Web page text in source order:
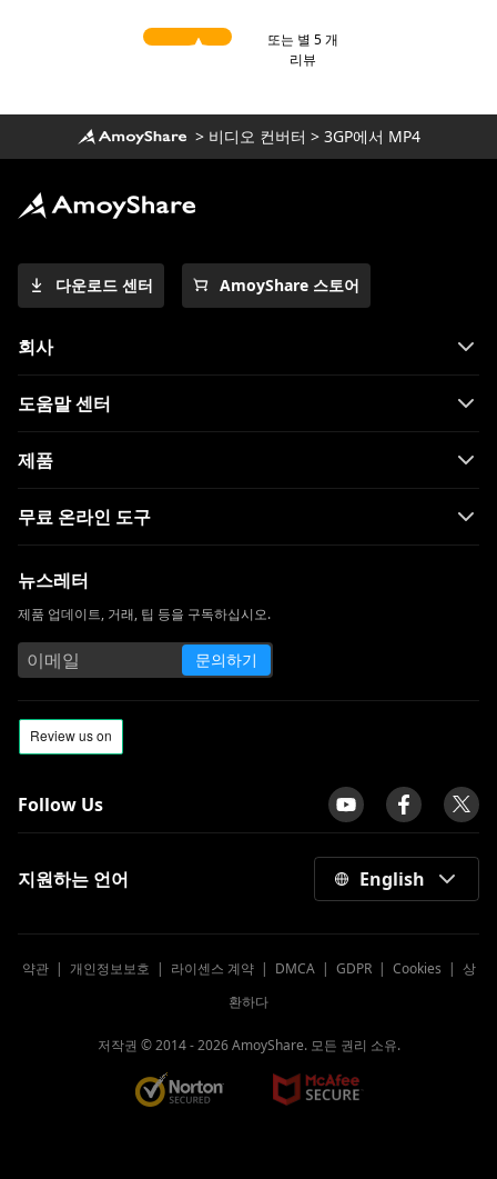
또는 별 5 개
리뷰
> 비디오 컨버터 > 3GP에서 MP4
다운로드 센터 AmoyShare 스토어
회사
도움말 센터
제품
무료 온라인 도구
뉴스레터
제품 업데이트, 거래, 팁 등을 구독하십시오.
문의하기
Follow Us
지원하는 언어 English
약관| 개인정보보호 | 라이센스 계약| DMCA| GDPR| Cookies | 상
환하다
저작권 © 2014 -2026AmoyShare. 모든 권리 소유.